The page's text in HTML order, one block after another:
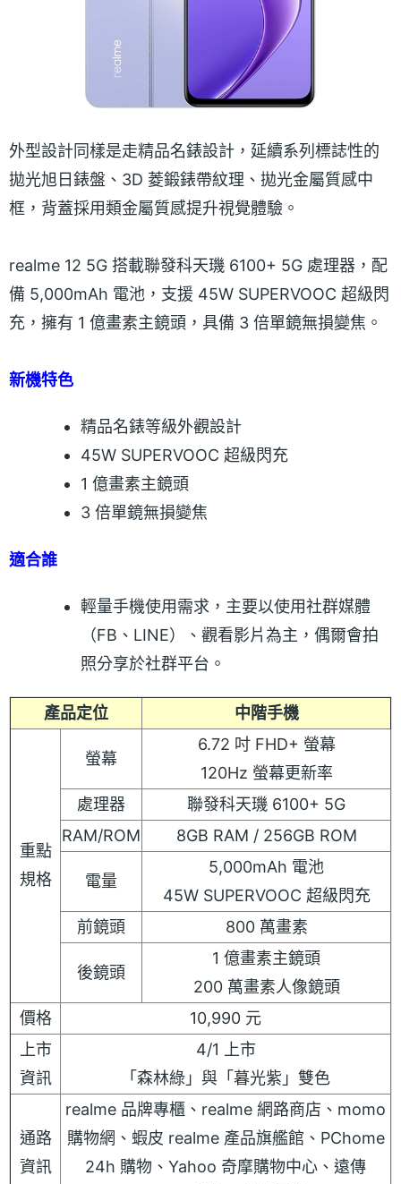
外型設計同樣是走精品名錶設計，延續系列標誌性的
拋光旭日錶盤、3D 菱鍛錶帶紋理、拋光金屬質感中
框，背蓋採用類金屬質感提升視覺體驗。
realme 12 5G 搭載聯發科天璣 6100+ 5G 處理器，配
備 5,000mAh 電池，支援 45W SUPERVOOC 超級閃
充，擁有 1 億畫素主鏡頭，具備 3 倍單鏡無損變焦。
新機特色
精品名錶等級外觀設計
45W SUPERVOOC 超級閃充
1 億畫素主鏡頭
3 倍單鏡無損變焦
適合誰
輕量手機使用需求，主要以使用社群媒體
（FB、LINE）、觀看影片為主，偶爾會拍
照分享於社群平台。
產品定位 中階手機
重點
規格
螢幕
6.72 吋 FHD+ 螢幕
120Hz 螢幕更新率
處理器
聯發科天璣 6100+ 5G
RAM/ROM
8GB RAM / 256GB ROM
電量
5,000mAh 電池
45W SUPERVOOC 超級閃充
前鏡頭
800 萬畫素
後鏡頭
1 億畫素主鏡頭
200 萬畫素人像鏡頭
價格
10,990 元
上市
資訊
4/1 上市
「森林綠」與「暮光紫」雙色
通路
資訊
realme 品牌專櫃、realme 網路商店、momo
購物網、蝦皮 realme 產品旗艦館、PChome
24h 購物、Yahoo 奇摩購物中心、遠傳